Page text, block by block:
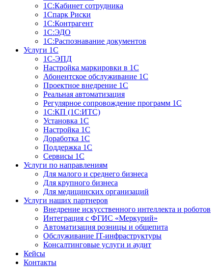
1С:Кабинет сотрудника
1Спарк Риски
1С:Контрагент
1С:ЭДО
1С:Распознавание документов
Услуги 1С
1С-ЭПД
Настройка маркировки в 1С
Абонентское обслуживание 1С
Проектное внедрение 1С
Реальная автоматизация
Регулярное сопровождение программ 1С
1С:КП (1С:ИТС)
Установка 1С
Настройка 1С
Доработка 1С
Поддержка 1С
Сервисы 1С
Услуги по направлениям
Для малого и среднего бизнеса
Для крупного бизнеса
Для медицинских организаций
Услуги наших партнеров
Внедрение искусственного интеллекта и роботов
Интеграция с ФГИС «Меркурий»
Автоматизация розницы и общепита
Обслуживание IT-инфраструктуры
Консалтинговые услуги и аудит
Кейсы
Контакты